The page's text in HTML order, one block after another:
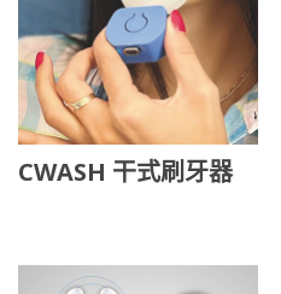
CWASH 干式刷牙器